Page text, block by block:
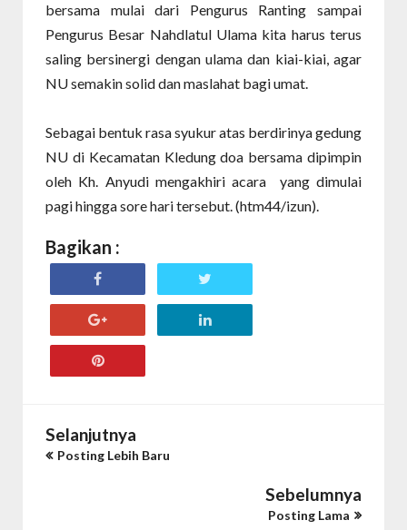
bersama mulai dari Pengurus Ranting sampai
Pengurus Besar Nahdlatul Ulama kita harus terus
saling bersinergi dengan ulama dan kiai-kiai, agar
NU semakin solid dan maslahat bagi umat.
Sebagai bentuk rasa syukur atas berdirinya gedung
NU di Kecamatan Kledung doa bersama dipimpin
oleh Kh. Anyudi mengakhiri acara yang dimulai
pagi hingga sore hari tersebut. (htm44/izun).
Bagikan :
Selanjutnya
Posting Lebih Baru
Sebelumnya
Posting Lama